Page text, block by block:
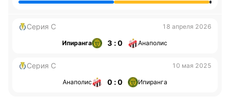
Серия С 18 апреля 2026
Ипиранга 3 : 0 Анаполис
Серия С 10 мая 2025
Анаполис 0 : 0 Ипиранга